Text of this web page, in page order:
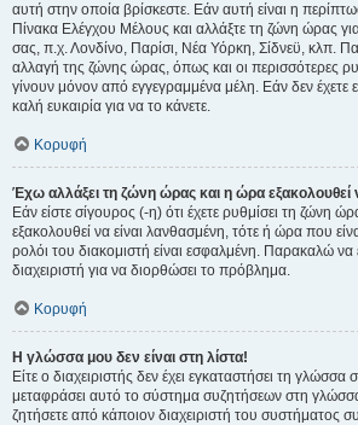
αυτή στην οποία βρίσκεστε. Εάν αυτή είναι η
Πίνακα Ελέγχου Μέλους και αλλάξτε τη ζώνη ώρας για
σας, π.χ. Λονδίνο, Παρίσι, Νέα Υόρκη, Σίδνεϋ, κλπ.
αλλαγή της ζώνης ώρας, όπως και οι περισσότερες
γίνουν μόνον από εγγεγραμμένα μέλη. Εάν δεν έχετε
καλή ευκαιρία για να το κάνετε.
Κορυφή
Έχω αλλάξει τη ζώνη ώρας και η ώρα εξακολουθεί
Εάν είστε σίγουρος (-η) ότι έχετε ρυθμίσει τη ζώνη
εξακολουθεί να είναι λανθασμένη, τότε ή ώρα που
ρολόι του διακομιστή είναι εσφαλμένη. Παρακαλώ να
διαχειριστή για να διορθώσει το πρόβλημα.
Κορυφή
Η γλώσσα μου δεν είναι στη λίστα!
Είτε ο διαχειριστής δεν έχει εγκαταστήσει τη γλώσσα
μεταφράσει αυτό το σύστημα συζητήσεων στη
ζητήσετε από κάποιον διαχειριστή του συστήματος